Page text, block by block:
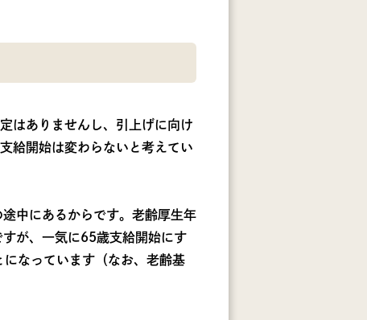
はありませんし、引上げに向け
給開始は変わらないと考えてい
中にあるからです。老齢厚生年
が、一気に65歳支給開始にす
なっています（なお、老齢基